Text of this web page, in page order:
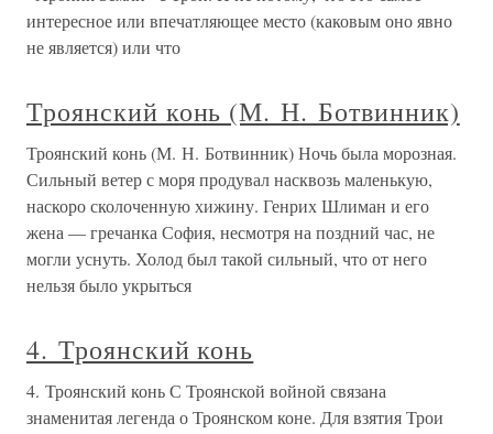
интересное или впечатляющее место (каковым оно явно
не является) или что
Троянский конь (М. Н. Ботвинник)
Троянский конь (М. Н. Ботвинник) Ночь была морозная.
Сильный ветер с моря продувал насквозь маленькую,
наскоро сколоченную хижину. Генрих Шлиман и его
жена — гречанка София, несмотря на поздний час, не
могли уснуть. Холод был такой сильный, что от него
нельзя было укрыться
4. Троянский конь
4. Троянский конь С Троянской войной связана
знаменитая легенда о Троянском коне. Для взятия Трои